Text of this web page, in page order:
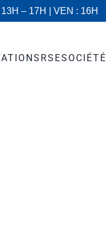
– 17H | VEN : 16H
RSESOCIÉTÉ